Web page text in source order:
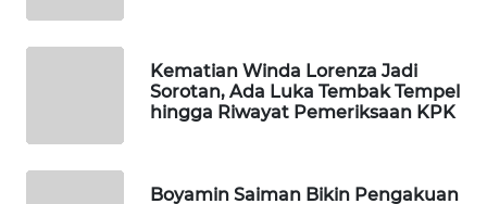
Kematian Winda Lorenza Jadi
Sorotan, Ada Luka Tembak Tempel
hingga Riwayat Pemeriksaan KPK
Boyamin Saiman Bikin Pengakuan